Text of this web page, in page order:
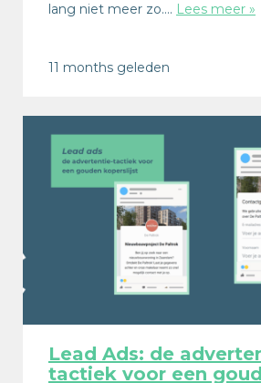
lang niet meer zo…. Lees meer »
11 months geleden
Lead Ads: de
tactiek voor een